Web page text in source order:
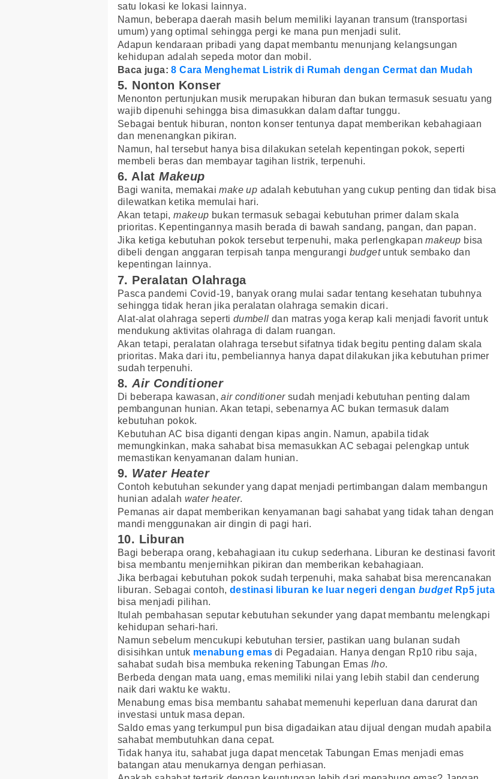
satu lokasi ke lokasi lainnya.
Namun, beberapa daerah masih belum memiliki layanan transum (transportasi
umum) yang optimal sehingga pergi ke mana pun menjadi sulit.
Adapun kendaraan pribadi yang dapat membantu menunjang kelangsungan
kehidupan adalah sepeda motor dan mobil.
Baca juga:8 Cara Menghemat Listrik di Rumah dengan Cermat dan Mudah
5. Nonton Konser
Menonton pertunjukan musik merupakan hiburan dan bukan termasuk sesuatu yang
wajib dipenuhi sehingga bisa dimasukkan dalam daftar tunggu.
Sebagai bentuk hiburan, nonton konser tentunya dapat memberikan kebahagiaan
dan menenangkan pikiran.
Namun, hal tersebut hanya bisa dilakukan setelah kepentingan pokok, seperti
membeli beras dan membayar tagihan listrik, terpenuhi.
6. AlatMakeup
Bagi wanita, memakaimake up adalah kebutuhan yang cukup penting dan tidak bisa
dilewatkan ketika memulai hari.
Akan tetapi,makeup bukan termasuk sebagai kebutuhan primer dalam skala
prioritas. Kepentingannya masih berada di bawah sandang, pangan, dan papan.
Jika ketiga kebutuhan pokok tersebut terpenuhi, maka perlengkapanmakeup bisa
dibeli dengan anggaran terpisah tanpa mengurangi budgetuntuk sembako dan
kepentingan lainnya.
7. Peralatan Olahraga
Pasca pandemi Covid-19, banyak orang mulai sadar tentang kesehatan tubuhnya
sehingga tidak heran jika peralatan olahraga semakin dicari.
Alat-alat olahraga seperti dumbell dan matras yoga kerap kali menjadi favorit untuk
mendukung aktivitas olahraga di dalam ruangan.
Akan tetapi, peralatan olahraga tersebut sifatnya tidak begitu penting dalam skala
prioritas. Maka dari itu, pembeliannya hanya dapat dilakukan jika kebutuhan primer
sudah terpenuhi.
8.Air Conditioner
Di beberapa kawasan,air conditionersudah menjadi kebutuhan penting dalam
pembangunan hunian. Akan tetapi, sebenarnya AC bukan termasuk dalam
kebutuhan pokok.
Kebutuhan AC bisa diganti dengan kipas angin. Namun, apabila tidak
memungkinkan, maka sahabat bisa memasukkan AC sebagai pelengkap untuk
memastikan kenyamanan dalam hunian.
9. Water Heater
Contoh kebutuhan sekunder yang dapat menjadi pertimbangan dalam membangun
hunian adalah water heater.
Pemanas air dapat memberikan kenyamanan bagi sahabat yang tidak tahan dengan
mandi menggunakan air dingin di pagi hari.
10. Liburan
Bagi beberapa orang, kebahagiaan itu cukup sederhana. Liburan ke destinasi favorit
bisa membantu menjernihkan pikiran dan memberikan kebahagiaan.
Jika berbagai kebutuhan pokok sudah terpenuhi, maka sahabat bisa merencanakan
liburan. Sebagai contoh, destinasi liburan ke luar negeri dengan budgetRp5 juta
bisa menjadi pilihan.
Itulah pembahasan seputar kebutuhan sekunder yang dapat membantu melengkapi
kehidupan sehari-hari.
Namun sebelum mencukupi kebutuhan tersier, pastikan uang bulanan sudah
disisihkan untuk menabung emas di Pegadaian. Hanya dengan Rp10 ribu saja,
sahabat sudah bisa membuka rekening Tabungan Emas lho.
Berbeda dengan mata uang, emas memiliki nilai yang lebih stabil dan cenderung
naik dari waktu ke waktu.
Menabung emas bisa membantu sahabat memenuhi keperluan dana darurat dan
investasi untuk masa depan.
Saldo emas yang terkumpul pun bisa digadaikan atau dijual dengan mudah apabila
sahabat membutuhkan dana cepat.
Tidak hanya itu, sahabat juga dapat mencetak Tabungan Emas menjadi emas
batangan atau menukarnya dengan perhiasan.